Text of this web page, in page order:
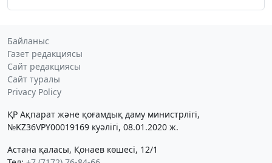
Байланыс
Газет редакциясы
Сайт редакциясы
Сайт туралы
Privacy Policy
ҚР Ақпарат және қоғамдық даму министрлігі,
№KZ36VPY00019169 куәлігі, 08.01.2020 ж.
Астана қаласы, Қонаев көшесі, 12/1